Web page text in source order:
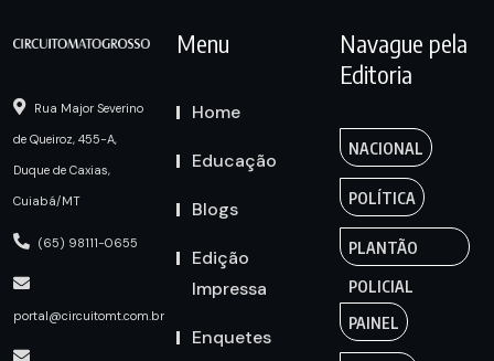
Rua Major Severino
de Queiroz, 455-A,
Duque de Caxias,
Cuiabá/MT
(65) 98111-0655
portal@circuitomt.com.br
Menu
Home
Educação
Blogs
Edição
Impressa
Enquetes
Navague pela
Editoria
NACIONAL
POLÍTICA
PLANTÃO
POLICIAL
PAINEL